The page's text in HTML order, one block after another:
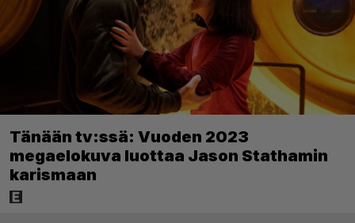
Tänään tv:ssä: Vuoden 2023
megaelokuva luottaa Jason Stathamin
karismaan